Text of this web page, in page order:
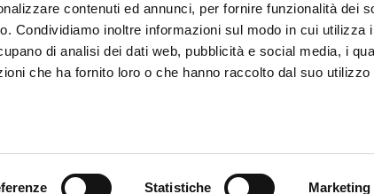
contenuti ed annunci, per fornire funzionalità dei
Condividiamo inoltre informazioni sul modo in cui utilizza
di analisi dei dati web, pubblicità e social media, i
che ha fornito loro o che hanno raccolto dal suo utilizzo
Statistiche Marketing
1 - 33080 POINCICCO DI ZOPPOLA (PN) - ITALIA |